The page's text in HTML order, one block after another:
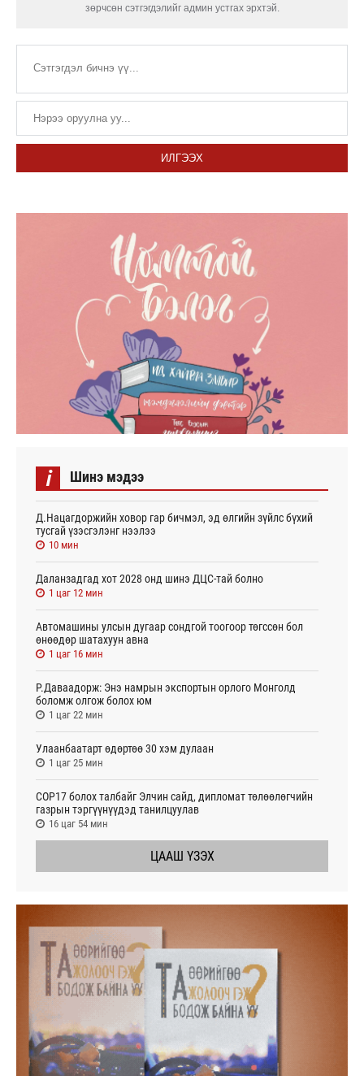
зөрчсөн сэтгэгдэлийг админ устгах эрхтэй.
ИЛГЭЭХ
i Шинэ мэдээ
Д.Нацагдоржийн ховор гар бичмэл, эд өлгийн зүйлс бүхий
тусгай үзэсгэлэнг нээлээ
10 мин
Даланзадгад хот 2028 онд шинэ ДЦС-тай болно
1 цаг 12 мин
Автомашины улсын дугаар сондгой тоогоор төгссөн бол
өнөөдөр шатахуун авна
1 цаг 16 мин
Р.Даваадорж: Энэ намрын экспортын орлого Монголд
боломж олгож болох юм
1 цаг 22 мин
Улаанбаатарт өдөртөө 30 хэм дулаан
1 цаг 25 мин
СОР17 болох талбайг Элчин сайд, дипломат төлөөлөгчийн
газрын тэргүүнүүдэд танилцуулав
16 цаг 54 мин
ЦААШ ҮЗЭХ